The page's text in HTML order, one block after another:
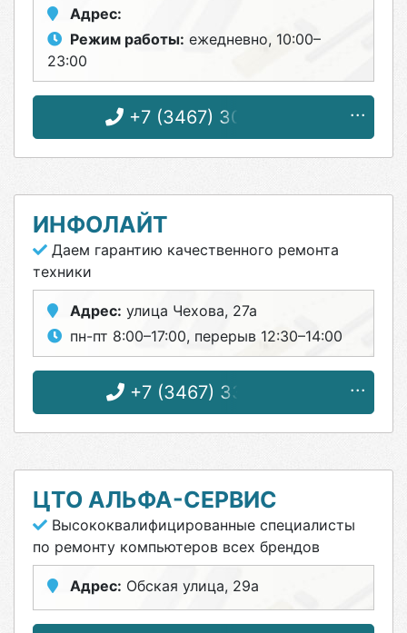
Адрес:
Режим работы: ежедневно, 10:00–
23:00
+7 (3467) 30-98-78
ИНФОЛАЙТ
Даем гарантию качественного ремонта
техники
Адрес: улица Чехова, 27а
пн-пт 8:00–17:00, перерыв 12:30–14:00
+7 (3467) 33-39-12
ЦТО АЛЬФА-СЕРВИС
Высококвалифицированные специалисты
по ремонту компьютеров всех брендов
Адрес: Обская улица, 29а